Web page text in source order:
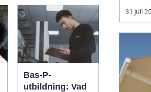
Bas-P-
utbildning: Vad
och
ligger
31 juli